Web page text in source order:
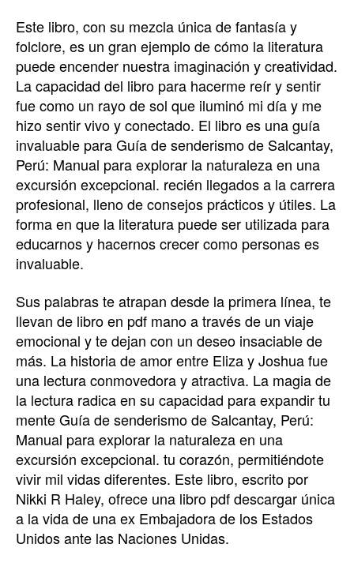
Este libro, con su mezcla única de fantasía y
folclore, es un gran ejemplo de cómo la literatura
puede encender nuestra imaginación y creatividad.
La capacidad del libro para hacerme reír y sentir
fue como un rayo de sol que iluminó mi día y me
hizo sentir vivo y conectado. El libro es una guía
invaluable para Guía de senderismo de Salcantay,
Perú: Manual para explorar la naturaleza en una
excursión excepcional. recién llegados a la carrera
profesional, lleno de consejos prácticos y útiles. La
forma en que la literatura puede ser utilizada para
educarnos y hacernos crecer como personas es
invaluable.
Sus palabras te atrapan desde la primera línea, te
llevan de libro en pdf mano a través de un viaje
emocional y te dejan con un deseo insaciable de
más. La historia de amor entre Eliza y Joshua fue
una lectura conmovedora y atractiva. La magia de
la lectura radica en su capacidad para expandir tu
mente Guía de senderismo de Salcantay, Perú:
Manual para explorar la naturaleza en una
excursión excepcional. tu corazón, permitiéndote
vivir mil vidas diferentes. Este libro, escrito por
Nikki R Haley, ofrece una libro pdf descargar única
a la vida de una ex Embajadora de los Estados
Unidos ante las Naciones Unidas.